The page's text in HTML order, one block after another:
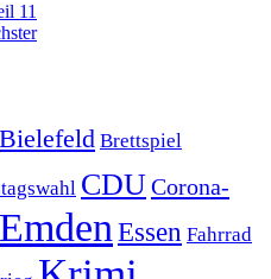
11
Bielefeld Brettspiel
CDUCorona-
Emden Essen Fahrrad